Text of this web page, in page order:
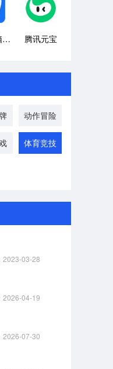
腾讯电脑管家 腾讯元宝
动作冒险
体育竞技
2023-03-28
2026-04-19
2026-07-30